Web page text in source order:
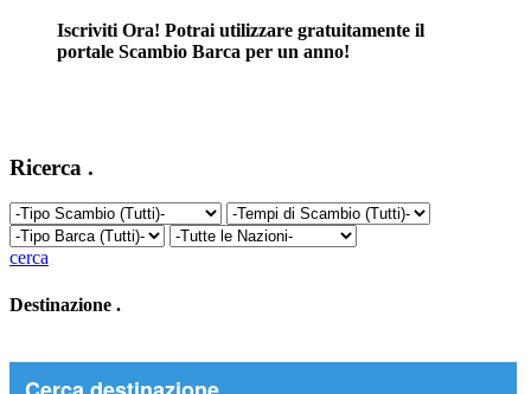
Iscriviti Ora! Potrai utilizzare gratuitamente il
portale Scambio Barca per un anno!
Ricerca .
cerca
Destinazione .